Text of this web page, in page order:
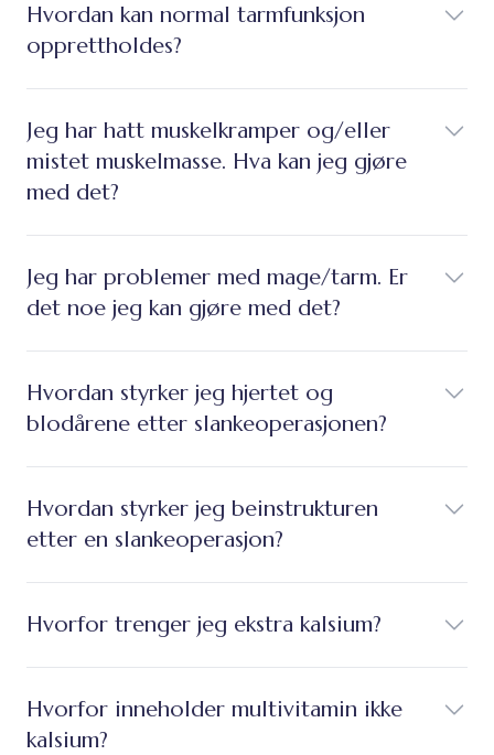
Hvordan kan normal tarmfunksjon
opprettholdes?
Jeg har hatt muskelkramper og/eller
mistet muskelmasse. Hva kan jeg gjøre
med det?
Jeg har problemer med mage/tarm. Er
det noe jeg kan gjøre med det?
Hvordan styrker jeg hjertet og
blodårene etter slankeoperasjonen?
Hvordan styrker jeg beinstrukturen
etter en slankeoperasjon?
Hvorfor trenger jeg ekstra kalsium?
Hvorfor inneholder multivitamin ikke
kalsium?